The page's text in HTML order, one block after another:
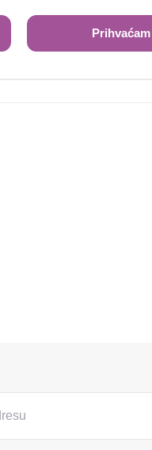
Prihvaćam